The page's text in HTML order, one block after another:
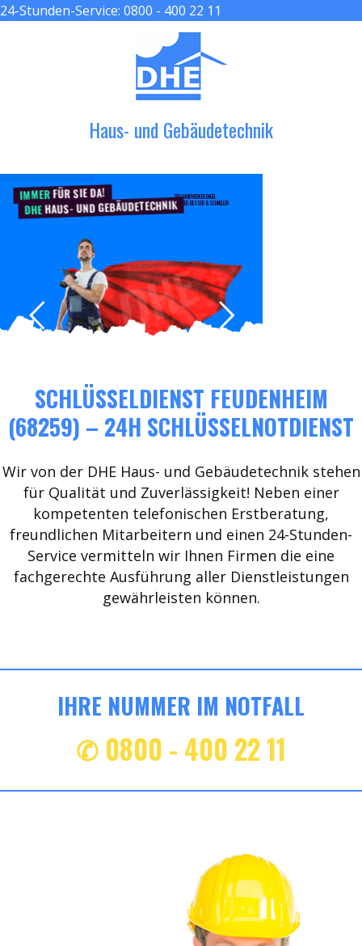
24-Stunden-Service: 0800 - 400 22 11
Haus- und Gebäudetechnik
IMMERFÜR SIE DA!
DHEHAUS- UND GEBÄUDETECHNIK
DER HANDWERKER ENGEL
GRÖßER, BESSER & SCHNELLER
SCHLÜSSELDIENST FEUDENHEIM
(68259) – 24H SCHLÜSSELNOTDIENST
Wir von der DHE Haus- und Gebäudetechnik stehen
für Qualität und Zuverlässigkeit! Neben einer
kompetenten telefonischen Erstberatung,
freundlichen Mitarbeitern und einen 24-Stunden-
Service vermitteln wir Ihnen Firmen die eine
fachgerechte Ausführung aller Dienstleistungen
gewährleisten können.
IHRE NUMMER IM NOTFALL
✆ 0800 - 400 22 11